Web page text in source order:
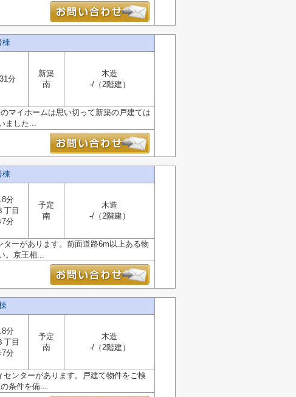
棟
分
新築
南
木造
-/（2階建）
マイホームは思い切って新築の戸建ては
ました...
棟
分
丁目
分
予定
南
木造
-/（2階建）
ーがあります。前面道路6m以上ある物
。京王相...
分
丁目
分
予定
南
木造
-/（2階建）
ンターがあります。戸建て物件をご検
条件を備...